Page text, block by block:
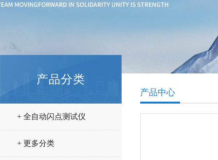
产品分类
+ 全自动闪点测试仪
+ 更多分类
产品中心